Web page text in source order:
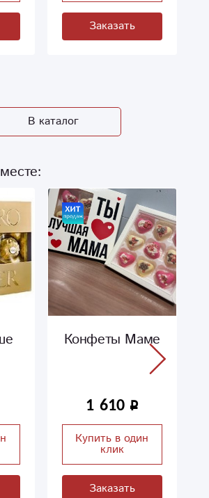
Заказать
В каталог
Конфеты Маме
1 610
Купить в один
клик
Заказать